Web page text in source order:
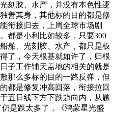
刻胶、水产，并没有本色性逻
善其身，其他标的目的都是修
衔接归去，上周全球市场剧
都是小利比如较多，只要300
舶、光刻胶、水产，都只是板
了，今天根基就如许了，归根
子工作铺天盖地的相关的就是
那么多标的目的一路反弹，但
都是修复冲高回落，衔接拉回
五日线下方下跌趋向内，从题
是跌太多了，《鸿蒙星光盛